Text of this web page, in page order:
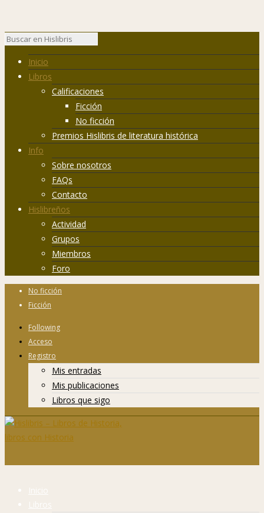
Inicio
Libros
Calificaciones
Ficción
No ficción
Premios Hislibris de literatura histórica
Info
Sobre nosotros
FAQs
Contacto
Hislibreños
Actividad
Grupos
Miembros
Foro
No ficción
Ficción
Following
Acceso
Registro
Mis entradas
Mis publicaciones
Libros que sigo
Inicio
Libros